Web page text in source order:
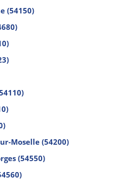
(54150)
Moselle (54200)
(54550)